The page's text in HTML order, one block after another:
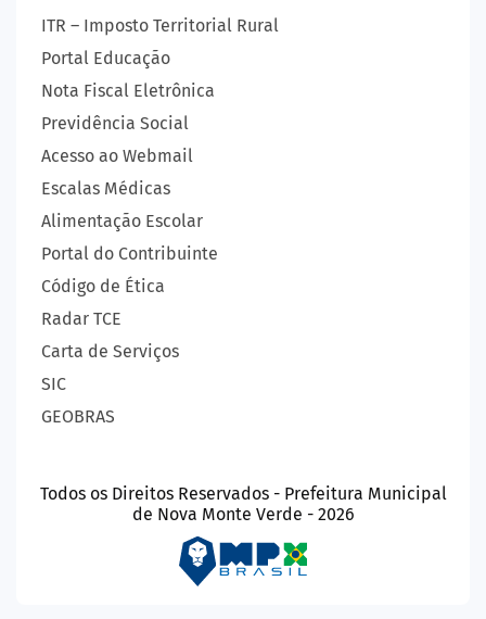
ITR – Imposto Territorial Rural
Portal Educação
Nota Fiscal Eletrônica
Previdência Social
Acesso ao Webmail
Escalas Médicas
Alimentação Escolar
Portal do Contribuinte
Código de Ética
Radar TCE
Carta de Serviços
SIC
GEOBRAS
Todos os Direitos Reservados - Prefeitura Municipal
de Nova Monte Verde - 2026